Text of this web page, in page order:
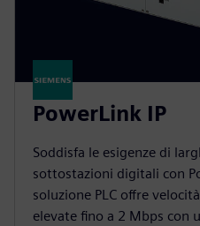
PowerLink IP
Soddisfa le esigenze di
sottostazioni digitali con
soluzione PLC offre
elevate fino a 2 Mbps con